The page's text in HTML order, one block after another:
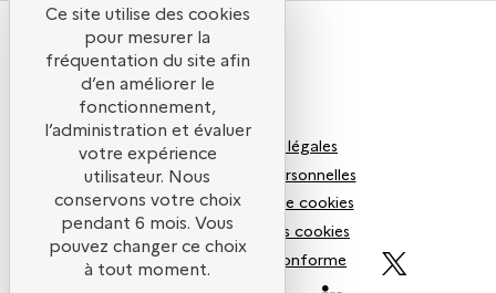
ADEME
Mentions légales
Données personnelles
Politiques de cookies
Gestion des cookies
Accessibilité non conforme
Ce site utilise des cookies
pour mesurer la
fréquentation du site afin
d’en améliorer le
fonctionnement,
l’administration et évaluer
votre expérience
utilisateur. Nous
conservons votre choix
pendant 6 mois. Vous
pouvez changer ce choix
à tout moment.